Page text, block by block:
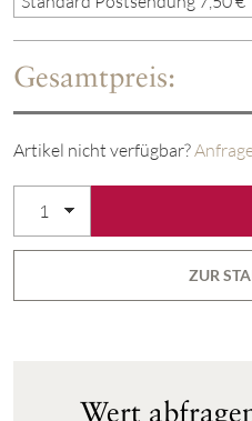
Gesamtpreis:
Artikel nicht verfügbar?
ZUR
Wert